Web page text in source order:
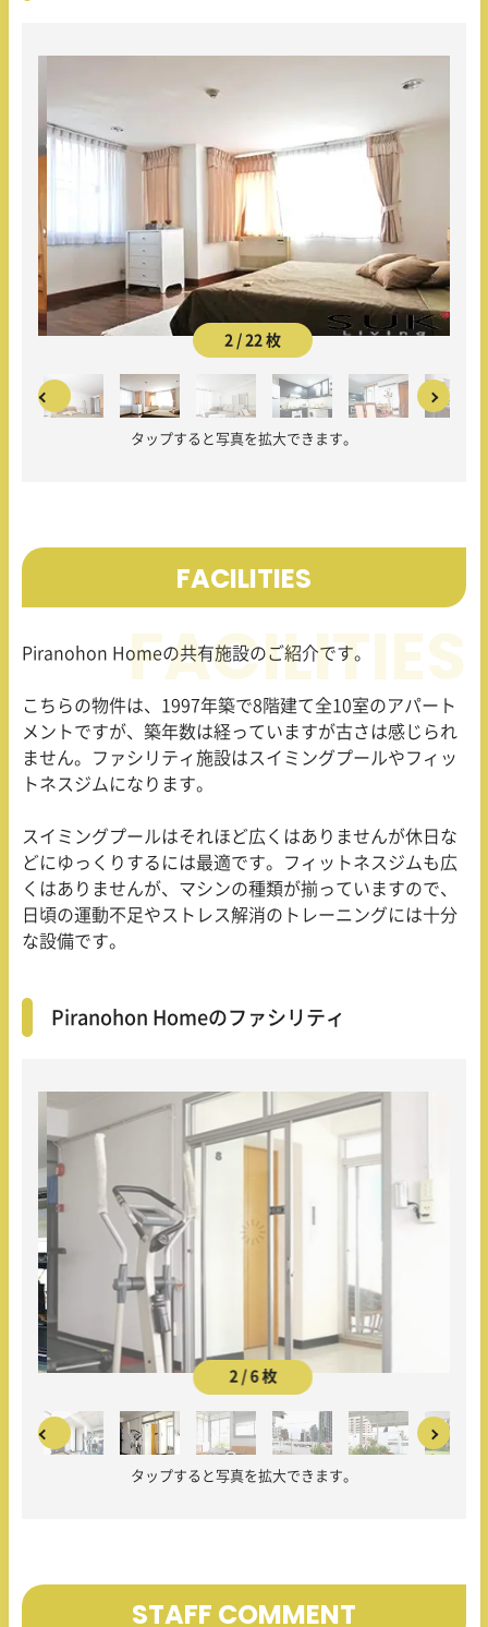
2 / 22 枚
タップすると写真を拡大できます。
FACILITIES
Piranohon Homeの共有施設のご紹介です。
こちらの物件は、 1997年築で8 階建て全10室のアパート
メントですが、築年数は経っていますが古さは感じられ
ません。ファシリティ施設はスイミングプールやフィッ
トネスジムになります。
スイミングプールはそれほど広くはありませんが休日な
どにゆっくりするには最適です。フィットネスジムも広
くはありませんが、マシンの種類が揃っていますので、
日頃の運動不足やストレス解消のトレーニングには十分
な設備です。
Piranohon Homeのファシリティ
2 / 6 枚
タップすると写真を拡大できます。
STAFF COMMENT